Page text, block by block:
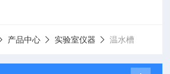
产品中心 实验室仪器 温水槽